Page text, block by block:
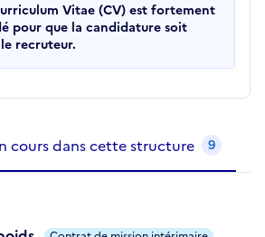
Vitae (CV) est fortement
pour que la candidature soit
recruteur.
cours dans cette structure 9